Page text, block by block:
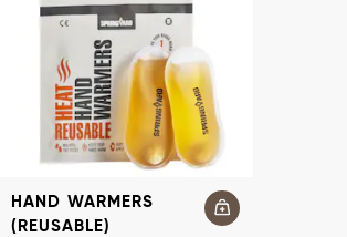
HAND WARMERS
(REUSABLE)